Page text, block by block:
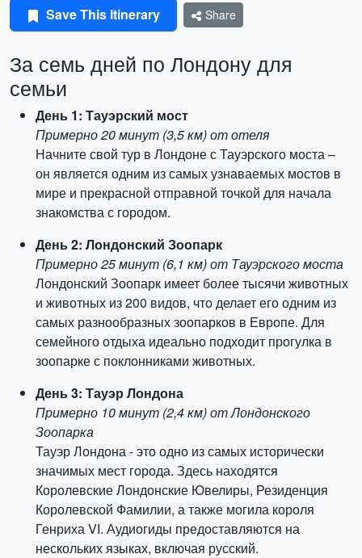
Save This Itinerary Share
За семь дней по Лондону для
семьи
День 1: Тауэрский мост
Примерно 20 минут (3,5 км) от отеля
Начните свой тур в Лондоне с Тауэрского моста –
он является одним из самых узнаваемых мостов в
мире и прекрасной отправной точкой для начала
знакомства с городом.
День 2: Лондонский Зоопарк
Примерно 25 минут (6,1 км) от Тауэрского моста
Лондонский Зоопарк имеет более тысячи животных
и животных из 200 видов, что делает его одним из
самых разнообразных зоопарков в Европе. Для
семейного отдыха идеально подходит прогулка в
зоопарке с поклонниками животных.
День 3: Тауэр Лондона
Примерно 10 минут (2,4 км) от Лондонского
Зоопарка
Тауэр Лондона - это одно из самых исторически
значимых мест города. Здесь находятся
Королевские Лондонские Ювелиры, Резиденция
Королевской Фамилии, а также могила короля
Генриха VI. Аудиогиды предоставляются на
нескольких языках, включая русский.